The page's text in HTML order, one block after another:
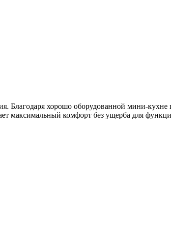
хорошо оборудованной мини-кухне
максимальный комфорт без ущерба для